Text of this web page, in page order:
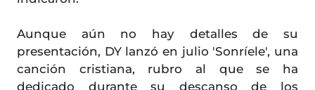
Aunque aún no hay detalles de su
presentación, DY lanzó en julio 'Sonríele', una
canción cristiana, rubro al que se ha
dedicado durante su descanso de los